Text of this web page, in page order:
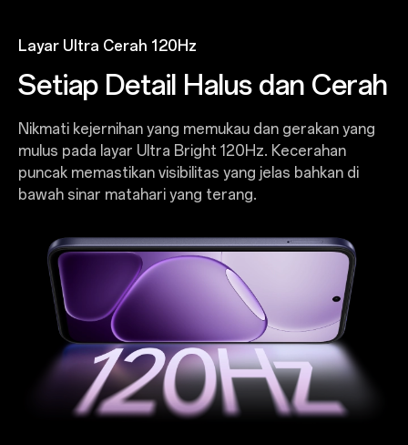
Layar Ultra Cerah 120Hz
Setiap Detail Halus dan Cerah
Nikmati kejernihan yang memukau dan gerakan yang
mulus pada layar Ultra Bright 120Hz. Kecerahan
puncak memastikan visibilitas yang jelas bahkan di
bawah sinar matahari yang terang.